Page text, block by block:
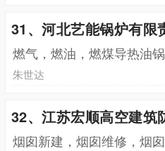
31、河北艺能锅炉有限
燃气，燃油，燃煤导热油
朱世达
32、江苏宏顺高空建筑
烟囱新建，烟囱维修，烟